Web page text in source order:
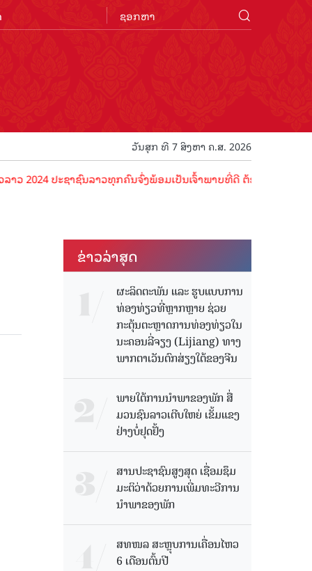
ວັນສຸກ ທີ 7 ສິງຫາ ຄ.ສ. 2026
ປະຊາຊົນລາວທຸກຄົນຈົ່ງພ້ອມເປັນເຈົ້າພາບທີ່ດີ ຕ້ອນຮັບນັກທ່ອງທ່ຽວ
ຂ່າວ​ລ່າ​ສຸດ
ຜະລິດຕະພັນ ແລະ ຮູບແບບການ
ທ່ອງທ່ຽວທີ່ຫຼາກຫຼາຍ ຊ່ວຍ
ກະຕຸ້ນຕະຫຼາດການທ່ອງທ່ຽວໃນ
ນະຄອນລີ່ຈຽງ (Lijiang) ທາງ
ພາກຕາເວັນຕົກສ່ຽງໃຕ້ຂອງຈີນ
ພາຍໃຕ້ການນໍາພາຂອງພັກ ສື່
ມວນຊົນລາວເຕີບໃຫຍ່ ເຂັ້ມແຂງ
ຢ່າງບໍ່ຢຸດຢັ້ງ
ສານປະຊາຊົນສູງສຸດ ເຊື່ອມຊຶມ
ມະຕິວ່າດ້ວຍການເພີ່ມທະວີການ
ນຳພາຂອງພັກ
ສທໜລ ສະຫຼຸບການເຄື່ອນໄຫວ
6 ເດືອນຕົ້ນປີ